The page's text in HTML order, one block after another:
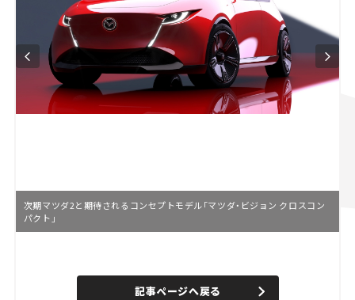
次期マツダ2と期待されるコンセプトモデル「マツダ・ビジョン クロスコン
パクト」
記事ページへ戻る